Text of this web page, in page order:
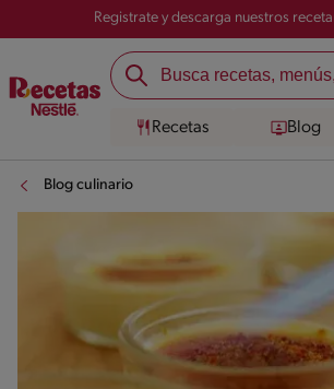
Registrate y descarga nuestros
Recetas Blog
Blog culinario